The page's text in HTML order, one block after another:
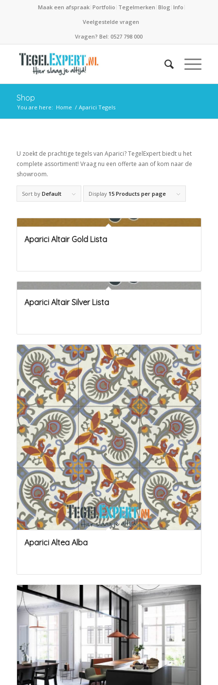
Maak een afspraak Portfolio Tegelmerken Blog Info
Veelgestelde vragen
Vragen? Bel: 0527 798 000
Shop
You are here: Home / Aparici Tegels
U zoekt de prachtige tegels van Aparici? TegelExpert biedt u het
complete assortiment! Vraag nu een offerte aan of kom naar de
showroom.
Sort by Default Display 15 Products per page
Aparici Altair Gold Lista
Aparici Altair Silver Lista
Aparici Altea Alba